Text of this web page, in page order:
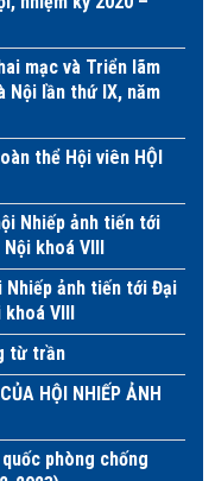
mạc và Triển lãm
Nội lần thứ IX, năm
thể Hội viên HỘI
Nhiếp ảnh tiến tới
khoá VIII
Nhiếp ảnh tiến tới Đại
khoá VIII
từ trần
HỘI NHIẾP ẢNH
phòng chống